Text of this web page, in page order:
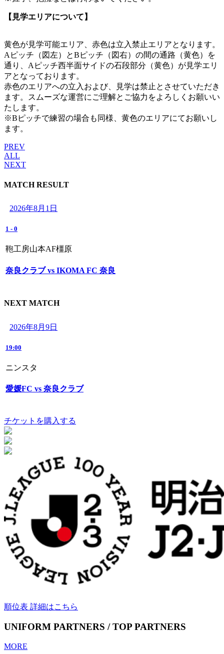
【見学エリアについて】
黄色が見学可能エリア、赤色は立入禁止エリアとなります。
Aピッチ（図左）とBピッチ（図右）の間の通路（黄色）を
通り、Aピッチ西半面サイドの石段部分（黄色）が見学エリ
アとなっております。
赤色のエリアへの立入および、見学は禁止とさせていただき
ます。スムーズな運営にご理解とご協力をよろしくお願いい
たします。
※Bピッチで練習の場合も同様、黄色のエリアにてお願いし
ます。
PREV
ALL
NEXT
MATCH RESULT
2026年8月1日
1 - 0
鞄工房山本AF橿原
奈良クラブ vs IKOMA FC 奈良
NEXT MATCH
2026年8月9日
19:00
ニンスタ
愛媛FC vs 奈良クラブ
チケットを購入する
順位表 詳細はこちら
UNIFORM PARTNERS / TOP PARTNERS
MORE